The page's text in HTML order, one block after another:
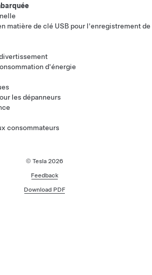
matière de clé USB pour l'enregistrement de
d'énergie
les dépanneurs
consommateurs
© Tesla 2026
Feedback
Download PDF